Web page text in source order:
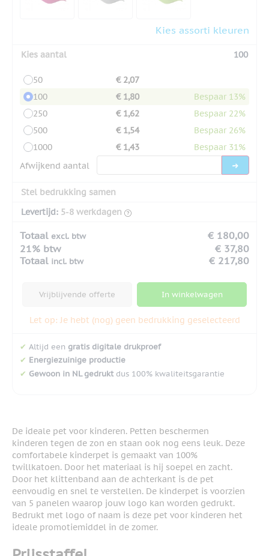
Kies assorti kleuren
Kies aantal 100
50
€ 2,07
100
€ 1,80
Bespaar 13%
250
€ 1,62
Bespaar 22%
500
€ 1,54
Bespaar 26%
1000
€ 1,43
Bespaar 31%
Afwijkend aantal
Stel bedrukking samen
Levertijd: 5-8 werkdagen
Totaal excl. btw
€ 180,00
21% btw
€ 37,80
Totaal incl. btw € 217,80
Vrijblijvende offerte In winkelwagen
Let op: Je hebt (nog) geen bedrukking geselecteerd
✔ Altijd een gratis digitale drukproef
✔ Energiezuinige productie
✔ Gewoon in NL gedruktdus 100% kwaliteitsgarantie
De ideale pet voor kinderen. Petten beschermen
kinderen tegen de zon en staan ook nog eens leuk. Deze
comfortabele kinderpet is gemaakt van 100%
twillkatoen. Door het materiaal is hij soepel en zacht.
Door het klittenband aan de achterkant is de pet
eenvoudig en snel te verstellen. De kinderpet is voorzien
van 5 panelen waarop jouw logo kan worden gedrukt.
Bedrukt met logo of naam is deze pet voor kinderen het
ideale promotiemiddel in de zomer.